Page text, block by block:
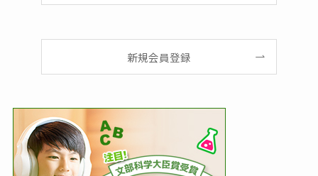
新規会員登録